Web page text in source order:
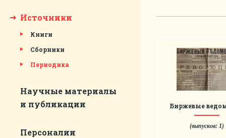
Источники
Книги
Сборники
Периодика
Научные материалы
и публикации
Персоналии
Биржевые
(выпусков: 1)